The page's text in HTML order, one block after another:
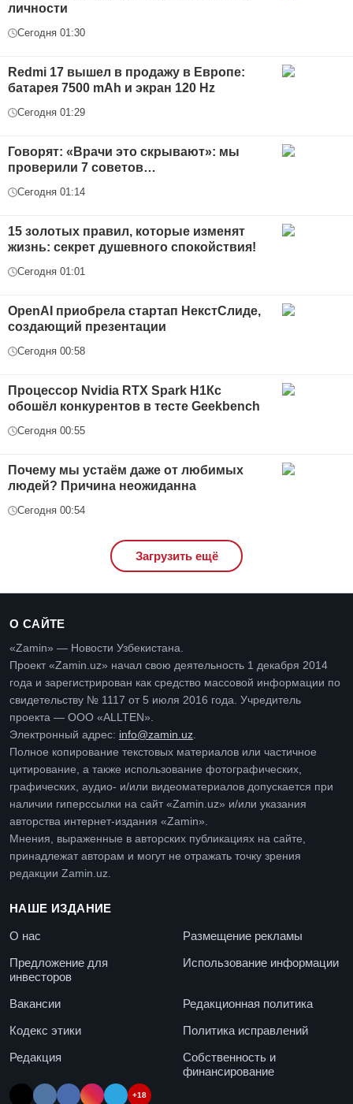
личности
Сегодня 01:30
Redmi 17 вышел в продажу в Европе:
батарея 7500 mAh и экран 120 Hz
Сегодня 01:29
Говорят: «Врачи это скрывают»: мы
проверили 7 советов…
Сегодня 01:14
15 золотых правил, которые изменят
жизнь: секрет душевного спокойствия!
Сегодня 01:01
OpenAI приобрела стартап НекстСлиде,
создающий презентации
Сегодня 00:58
Процессор Nvidia RTX Spark Н1Кс
обошёл конкурентов в тесте Geekbench
Сегодня 00:55
Почему мы устаём даже от любимых
людей? Причина неожиданна
Сегодня 00:54
Загрузить ещё
О САЙТЕ
«Zamin» — Новости Узбекистана.
Проект «Zamin.uz» начал свою деятельность 1 декабря 2014
года и зарегистрирован как средство массовой информации по
свидетельству № 1117 от 5 июля 2016 года. Учредитель
проекта — ООО «ALLTEN».
Электронный адрес: info@zamin.uz.
Полное копирование текстовых материалов или частичное
цитирование, а также использование фотографических,
графических, аудио- и/или видеоматериалов допускается при
наличии гиперссылки на сайт «Zamin.uz» и/или указания
авторства интернет-издания «Zamin».
Мнения, выраженные в авторских публикациях на сайте,
принадлежат авторам и могут не отражать точку зрения
редакции Zamin.uz.
НАШЕ ИЗДАНИЕ
О нас
Размещение рекламы
Предложение для
инвесторов
Использование информации
Вакансии
Редакционная политика
Кодекс этики
Политика исправлений
Редакция
Собственность и
финансирование
+18